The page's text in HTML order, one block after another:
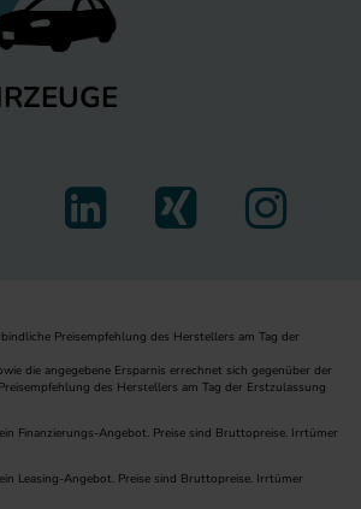
Preisempfehlung des Herstellers am Tag der
die angegebene Ersparnis errechnet sich gegenüber der
des Herstellers am Tag der Erstzulassung
Finanzierungs-Angebot. Preise sind Bruttopreise. Irrtümer
Leasing-Angebot. Preise sind Bruttopreise. Irrtümer